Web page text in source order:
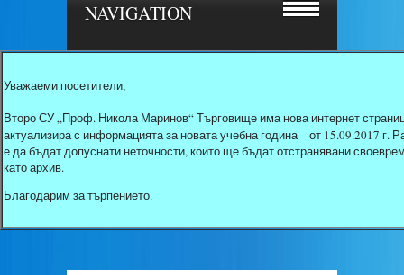
NAVIGATION
Уважаеми посетители,
Второ СУ „Проф. Никола Маринов“ Търговище има нова интернет
актуализира с информацията за новата учебна година – от 15.09.2017
е да бъдат допуснати неточности, които ще бъдат отстранявани
като архив.
Благодарим за търпението.